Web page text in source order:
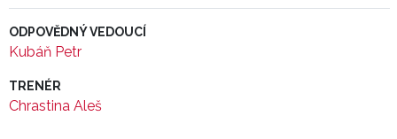
ODPOVĚDNÝ VEDOUCÍ
Kubáň Petr
TRENÉR
Chrastina Aleš